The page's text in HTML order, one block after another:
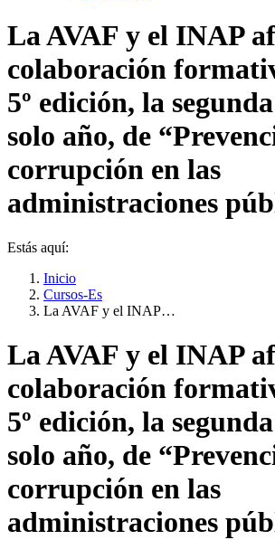
La AVAF y el INAP
colaboración
5º edición, la
solo año, de
corrupción en las
administraciones
Estás aquí:
Inicio
Cursos-Es
La AVAF y el INAP…
La AVAF y el INAP
colaboración
5º edición, la
solo año, de
corrupción en las
administraciones